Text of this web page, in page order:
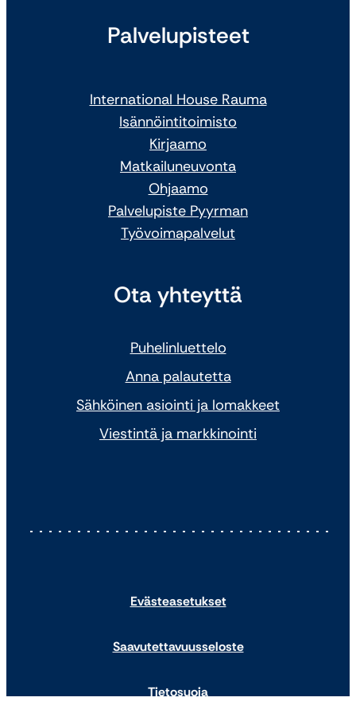
Palvelupisteet
International House Rauma
Isännöintitoimisto
Kirjaamo
Matkailuneuvonta
Ohjaamo
Palvelupiste Pyyrman
Työvoimapalvelut
Ota yhteyttä
Puhelinluettelo
Anna palautetta
Sähköinen asiointi ja lomakkeet
Viestintä ja markkinointi
Evästeasetukset
Saavutettavuusseloste
Tietosuoja